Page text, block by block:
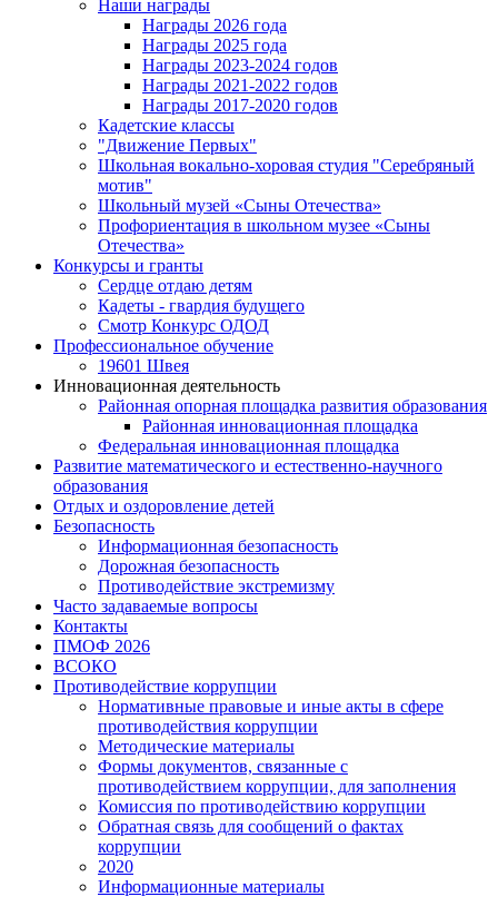
Наши награды
Награды 2026 года
Награды 2025 года
Награды 2023-2024 годов
Награды 2021-2022 годов
Награды 2017-2020 годов
Кадетские классы
"Движение Первых"
Школьная вокально-хоровая студия "Серебряный
мотив"
Школьный музей «Сыны Отечества»
Профориентация в школьном музее «Сыны
Отечества»
Конкурсы и гранты
Сердце отдаю детям
Кадеты - гвардия будущего
Смотр Конкурс ОДОД
Профессиональное обучение
19601 Швея
Инновационная деятельность
Районная опорная площадка развития образования
Районная инновационная площадка
Федеральная инновационная площадка
Развитие математического и естественно-научного
образования
Отдых и оздоровление детей
Безопасность
Информационная безопасность
Дорожная безопасность
Противодействие экстремизму
Часто задаваемые вопросы
Контакты
ПМОФ 2026
ВСОКО
Противодействие коррупции
Нормативные правовые и иные акты в сфере
противодействия коррупции
Методические материалы
Формы документов, связанные с
противодействием коррупции, для заполнения
Комиссия по противодействию коррупции
Обратная связь для сообщений о фактах
коррупции
2020
Информационные материалы